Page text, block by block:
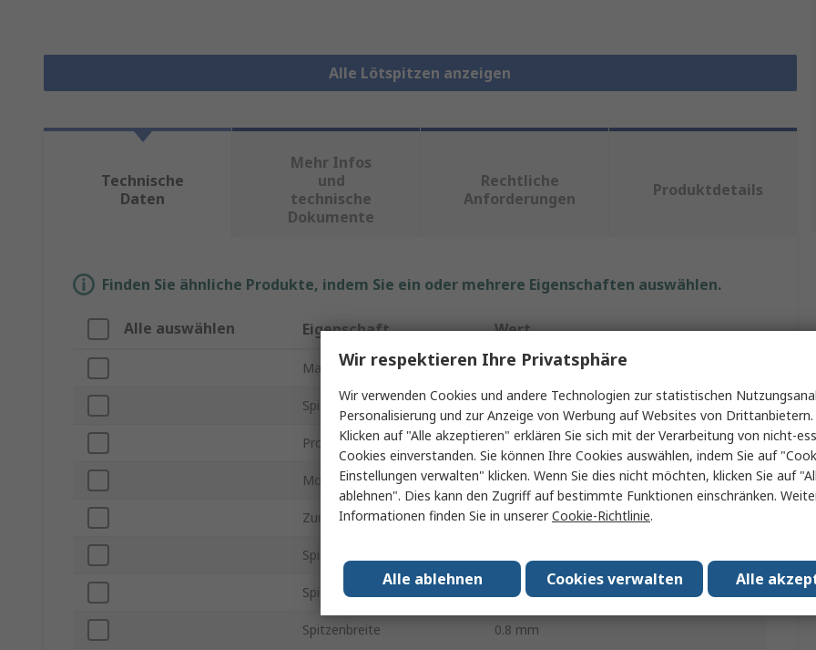
Alle Lötspitzen anzeigen
Technische
Daten
Mehr Infos
und
technische
Dokumente
Rechtliche
Anforderungen
Produktdetails
Finden Sie ähnliche Produkte, indem Sie ein oder mehrere Eigenschaften auswählen.
Alle auswählen Eigenschaft Wert
Marke Weller
Spitzenform Konisch
Produkt Typ Lötspitze
Modellnummer RTM 008 C MS
Zur Verwendung mit WXMP-MS, WMRP-MS, WTMP-MS
Spitzenserie
Spitzen-Winkel
Spitzenbreite 0.8 mm
Wir respektieren Ihre Privatsphäre
Wir verwenden Cookies und andere Technologien zur statistischen
Personalisierung und zur Anzeige von Werbung auf Websites von
Klicken auf "Alle akzeptieren" erklären Sie sich mit der Verarbeitung von nicht-
Cookies einverstanden. Sie können Ihre Cookies auswählen, indem Sie auf
Einstellungen verwalten" klicken. Wenn Sie dies nicht möchten, klicken Sie auf
ablehnen". Dies kann den Zugriff auf bestimmte Funktionen einschränken.
Informationen finden Sie in unsererCookie-Richtlinie.
Alle
Cookies verwalten
Alle ablehnen